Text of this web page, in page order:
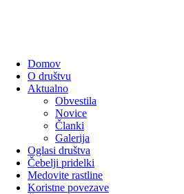
Domov
O društvu
Aktualno
Obvestila
Novice
Članki
Galerija
Oglasi društva
Čebelji pridelki
Medovite rastline
Koristne povezave